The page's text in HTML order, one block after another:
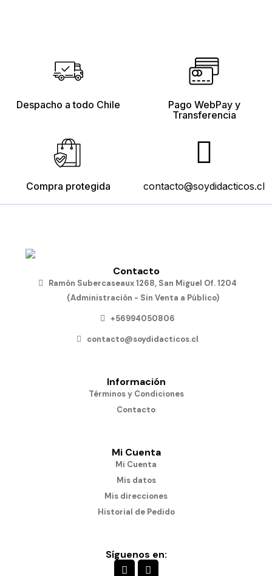
$12.790 Añadir Añadir
carro
Añadir
al
carro
Despacho a todo Chile
Pago WebPay y
Transferencia
Compra protegida contacto@soydidacticos.cl
Contacto
Ramón Subercaseaux 1268, San Miguel Of. 1204
(Administración - Sin Venta a Público)
+56994050806
contacto@soydidacticos.cl
Información
Términos y Condiciones
Contacto
Mi Cuenta
Mi Cuenta
Mis datos
Mis direcciones
Historial de Pedido
Síguenos en: